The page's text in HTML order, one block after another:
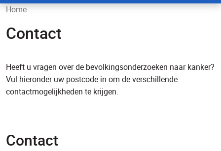
Home
Contact
Heeft u vragen over de bevolkingsonderzoeken naar kanker?
Vul hieronder uw postcode in om de verschillende
contactmogelijkheden te krijgen.
Contact